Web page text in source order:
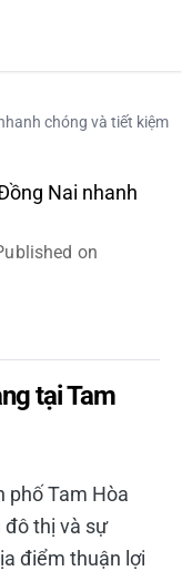
chóng và tiết kiệm
Nai nhanh
on
tại Tam
phố Tam Hòa
đô thị và sự
điểm thuận lợi